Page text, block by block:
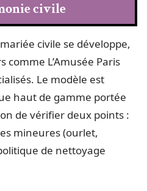
civile
civile se développe,
L’Amusée Paris
Le modèle est
haut de gamme portée
de vérifier deux points :
mineures (ourlet,
de nettoyage